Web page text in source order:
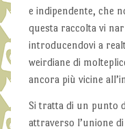
e indipendente, che
questa raccolta vi
introducendovi a
weirdiane di
ancora più vicine
Si tratta di un punto
attraverso l’unione